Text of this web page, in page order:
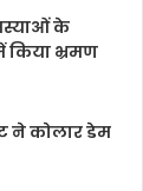
के
किया भ्रमण
ने कोलार डेम